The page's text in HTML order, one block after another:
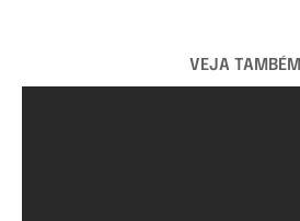
VEJA TAMBÉM